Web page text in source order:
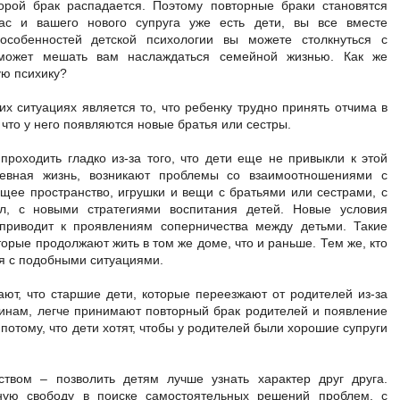
брак распадается. Поэтому повторные браки становятся
и вашего нового супруга уже есть дети, вы все вместе
детской психологии вы можете столкнуться с
мешать вам наслаждаться семейной жизнью. Как же
психику?
ситуациях является то, что ребенку трудно принять отчима в
у него появляются новые братья или сестры.
гладко из-за того, что дети еще не привыкли к этой
жизнь, возникают проблемы со взаимоотношениями с
пространство, игрушки и вещи с братьями или сестрами, с
с новыми стратегиями воспитания детей. Новые условия
к проявлениям соперничества между детьми. Такие
продолжают жить в том же доме, что и раньше. Тем же, кто
с подобными ситуациями.
что старшие дети, которые переезжают от родителей из-за
легче принимают повторный брак родителей и появление
что дети хотят, чтобы у родителей были хорошие супруги
– позволить детям лучше узнать характер друг друга.
свободу в поиске самостоятельных решений проблем, с